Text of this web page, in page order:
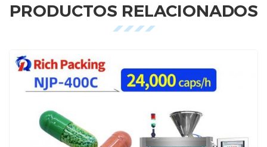
PRODUCTOS RELACIONADOS